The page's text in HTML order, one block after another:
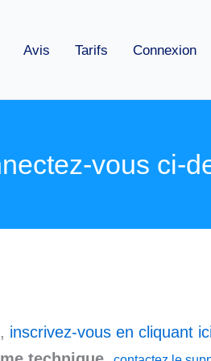
Avis Tarifs Connexion
vous ci-
, inscrivez-vous en cliquant